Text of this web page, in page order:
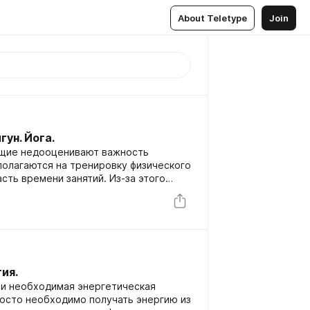
About Teletype Join
Йога.
недооценивают важность
на тренировку физического
времени занятий. Из-за этого
в развитии гибкости и силы, боль
упражнений.
необходимая энергетическая
необходимо получать энергию из